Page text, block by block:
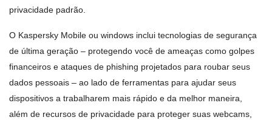
privacidade padrão.
O Kaspersky Mobile ou windows inclui tecnologias de segurança
de última geração – protegendo você de ameaças como golpes
financeiros e ataques de phishing projetados para roubar seus
dados pessoais – ao lado de ferramentas para ajudar seus
dispositivos a trabalharem mais rápido e da melhor maneira,
além de recursos de privacidade para proteger suas webcams,